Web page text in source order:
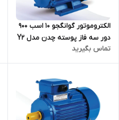
الکتروموتور گوانگجو 10 اسب 900
دور سه فاز پوسته چدن مدل Y2
ترمینال بالا
تماس بگیرید